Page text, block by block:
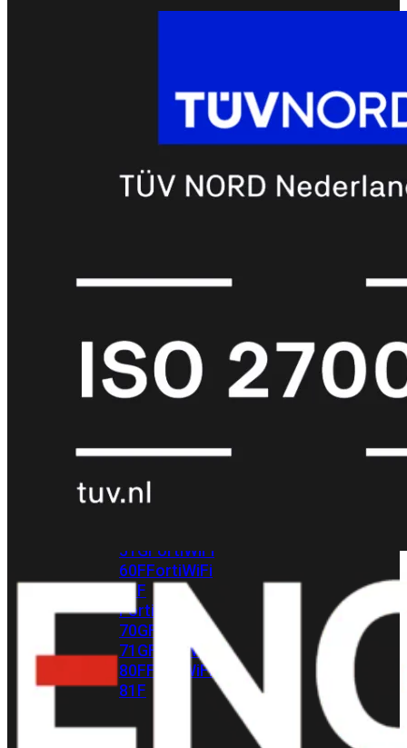
Outdoor
2X23X3 4X48X8
FortiAPFortiWiFi
FortiGate
met
Wi-
Fi
FortiWiFi
31G
51GFortiWiFi
60FFortiWiFi
61F
FortiWiFi
70GFortiWiFi
71GFortiWiFi
80FFortiWiFi
81F